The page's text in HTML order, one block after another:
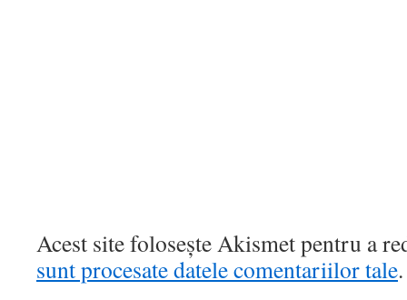
Acest site folosește Akismet pentru a
sunt procesate datele comentariilor tale.